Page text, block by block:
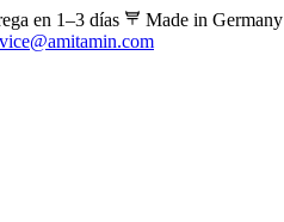
en 1–3 días Made in Germany